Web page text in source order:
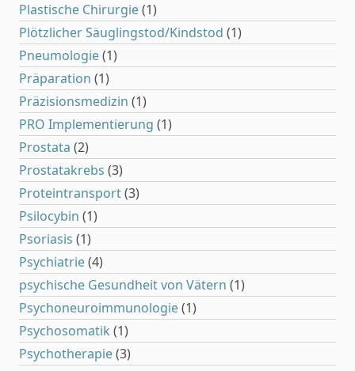
Plastische Chirurgie(1)
Plötzlicher Säuglingstod/Kindstod (1)
Pneumologie(1)
Präparation (1)
Präzisionsmedizin (1)
PRO Implementierung (1)
Prostata (2)
Prostatakrebs (3)
Proteintransport(3)
Psilocybin (1)
Psoriasis (1)
Psychiatrie(4)
psychische Gesundheit von Vätern (1)
Psychoneuroimmunologie(1)
Psychosomatik (1)
Psychotherapie(3)